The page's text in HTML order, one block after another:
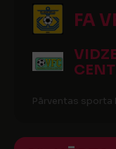
FA
Pārventas sporta